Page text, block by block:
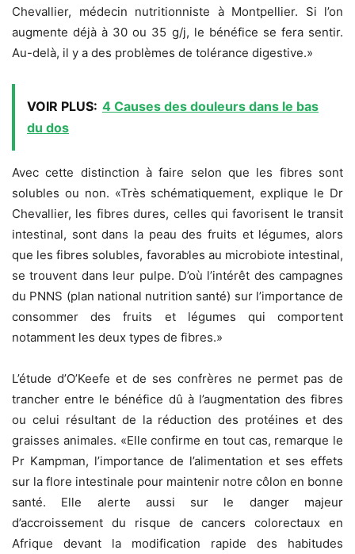
Chevallier, médecin nutritionniste à Montpellier. Si l’on
augmente déjà à 30 ou 35 g/j, le bénéfice se fera sentir.
Au-delà, il y a des problèmes de tolérance digestive.»
VOIR PLUS: 4 Causes des douleurs dans le bas
du dos
Avec cette distinction à faire selon que les fibres sont
solubles ou non. «Très schématiquement, explique le Dr
Chevallier, les fibres dures, celles qui favorisent le transit
intestinal, sont dans la peau des fruits et légumes, alors
que les fibres solubles, favorables au microbiote intestinal,
se trouvent dans leur pulpe. D’où l’intérêt des campagnes
du PNNS (plan national nutrition santé) sur l’importance de
consommer des fruits et légumes qui comportent
notamment les deux types de fibres.»
L’étude d’O’Keefe et de ses confrères ne permet pas de
trancher entre le bénéfice dû à l’augmentation des fibres
ou celui résultant de la réduction des protéines et des
graisses animales. «Elle confirme en tout cas, remarque le
Pr Kampman, l’importance de l’alimentation et ses effets
sur la flore intestinale pour maintenir notre côlon en bonne
santé. Elle alerte aussi sur le danger majeur
d’accroissement du risque de cancers colorectaux en
Afrique devant la modification rapide des habitudes